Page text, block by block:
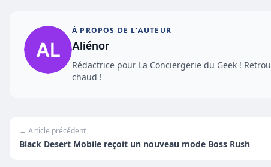
À PROPOS DE L'AUTEUR
Aliénor
Rédactrice pour La Conciergerie du Geek !
chaud !
← Article précédent
Black Desert Mobile reçoit un nouveau mode Boss Rush